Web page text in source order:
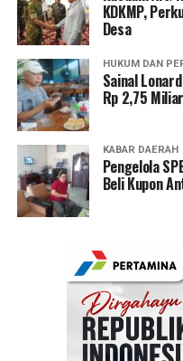
KDKMP,
Desa
HUKUM DAN
Sainal
Rp 2,75
KABAR DAERAH
Pengelola
Beli Kupon